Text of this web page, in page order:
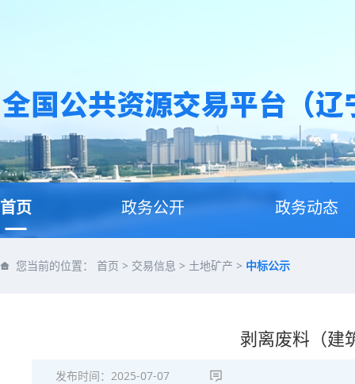
首页 政务公开 政务动态
您当前的位置： 首页 > 交易信息 > 土地矿产 > 中标公示
剥离废料（建
发布时间： 2025-07-07